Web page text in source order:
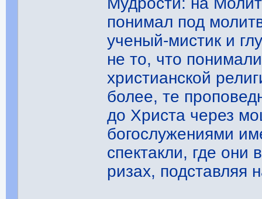
понимал под
ученый-мистик и
не то, что
христианской
более, те
до Христа через
богослужениями
спектакли, где
ризах, подставляя